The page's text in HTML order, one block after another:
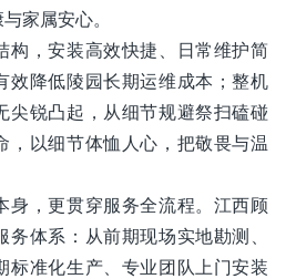
家属安心。
构，安装高效快捷、日常维护简
效降低陵园长期运维成本；整机
尖锐凸起，从细节规避祭扫磕碰
，以细节体恤人心，把敬畏与温
身，更贯穿服务全流程。江西顾
体系：从前期现场实地勘测、
标准化生产、专业团队上门安装